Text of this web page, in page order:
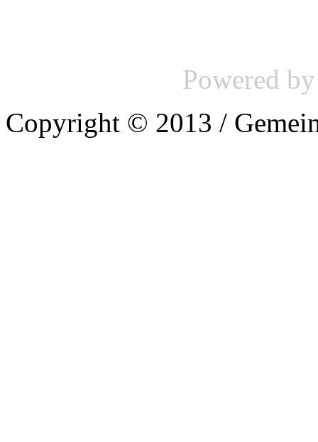
Powered
Copyright © 2013 /